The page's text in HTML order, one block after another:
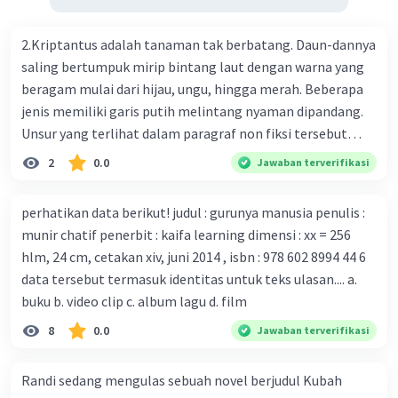
bersama sejumlah perusahaan biotek dan vaksin.
Beberapa waktu lalu, Kepala Laboratorium Identifikasi
Virus dari Institut Peter Doherty untuk Infeksi dan
kekebalan, Melbourne, Julian Druce, menyatakan mereka
mengembangkan virus Corona versi laboratorium dari
tubuh pasien yang terinfeksi untuk uji coba. Tanggapan
yang sesuai dengan berita tersebut adalah ... A.
serangan virus Corona dengan menemukan vaksin virus
tersebut. B. Para ilmuan perlu segera mempelajari virus
corona yang menjadi masalah besar bagi kesehatan dunia
karena persebarannya sangat cepat. C. Masyarakat perlu
mawas diri dan menjaga kesehatan dalam menghadapi
serangan virus corona yang mulai menyebar di Indonesia,
D. Virus corona menjadi masalah besar bagi kesehatan
2.Kriptantus adalah tanaman tak berbatang. Daun-dannya
saling bertumpuk mirip bintang laut dengan warna yang
beragam mulai dari hijau, ungu, hingga merah. Beberapa
jenis memiliki garis putih melintang nyaman dipandang.
Unsur yang terlihat dalam paragraf non fiksi tersebut
adalah... A. cara menyajikan isi buku B. bahasa yang
digunakan C. tokoh dan penokohan D. penyajian alur cerita
2 0.0 Jawaban terverifikasi
perhatikan data berikut! judul : gurunya manusia penulis :
munir chatif penerbit : kaifa learning dimensi : xx = 256
hlm, 24 cm, cetakan xiv, juni 2014 , isbn : 978 602 8994 44 6
data tersebut termasuk identitas untuk teks ulasan.... a.
buku b. video clip c. album lagu d. film
8 0.0 Jawaban terverifikasi
Randi sedang mengulas sebuah novel berjudul Kubah